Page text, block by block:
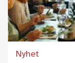
Nyhet